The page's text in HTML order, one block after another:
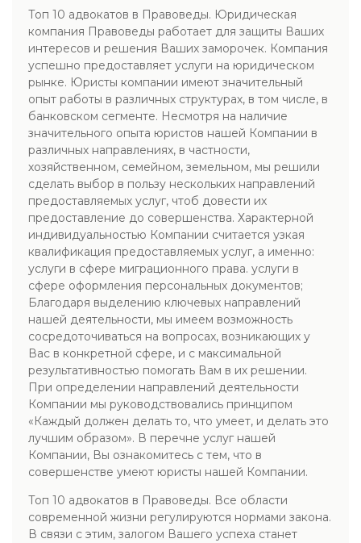
Топ 10 адвокатов в Правоведы. Юридическая
компания Правоведы работает для защиты Ваших
интересов и решения Ваших заморочек. Компания
успешно предоставляет услуги на юридическом
рынке. Юристы компании имеют значительный
опыт работы в различных структурах, в том числе, в
банковском сегменте. Несмотря на наличие
значительного опыта юристов нашей Компании в
различных направлениях, в частности,
хозяйственном, семейном, земельном, мы решили
сделать выбор в пользу нескольких направлений
предоставляемых услуг, чтоб довести их
предоставление до совершенства. Характерной
индивидуальностью Компании считается узкая
квалификация предоставляемых услуг, а именно:
услуги в сфере миграционного права. услуги в
сфере оформления персональных документов;
Благодаря выделению ключевых направлений
нашей деятельности, мы имеем возможность
сосредоточиваться на вопросах, возникающих у
Вас в конкретной сфере, и с максимальной
результативностью помогать Вам в их решении.
При определении направлений деятельности
Компании мы руководствовались принципом
«Каждый должен делать то, что умеет, и делать это
лучшим образом». В перечне услуг нашей
Компании, Вы ознакомитесь с тем, что в
совершенстве умеют юристы нашей Компании.
Топ 10 адвокатов в Правоведы. Все области
современной жизни регулируются нормами закона.
В связи с этим, залогом Вашего успеха станет